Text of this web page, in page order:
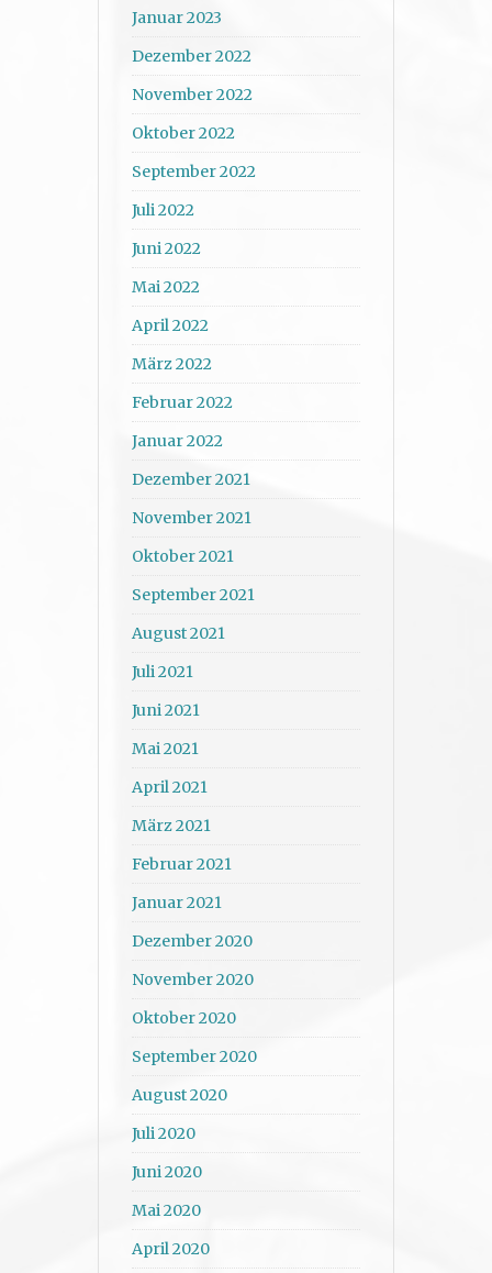
Januar 2023
Dezember 2022
November 2022
Oktober 2022
September 2022
Juli 2022
Juni 2022
Mai 2022
April 2022
März 2022
Februar 2022
Januar 2022
Dezember 2021
November 2021
Oktober 2021
September 2021
August 2021
Juli 2021
Juni 2021
Mai 2021
April 2021
März 2021
Februar 2021
Januar 2021
Dezember 2020
November 2020
Oktober 2020
September 2020
August 2020
Juli 2020
Juni 2020
Mai 2020
April 2020